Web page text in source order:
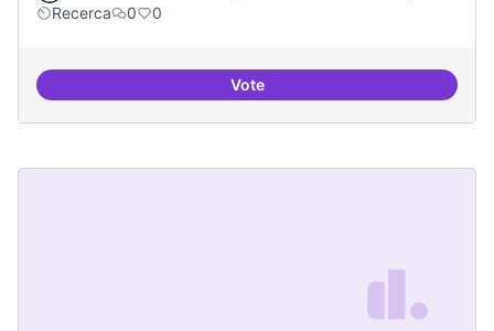
Recerca
0 0
VoteErasmus Canòdrom